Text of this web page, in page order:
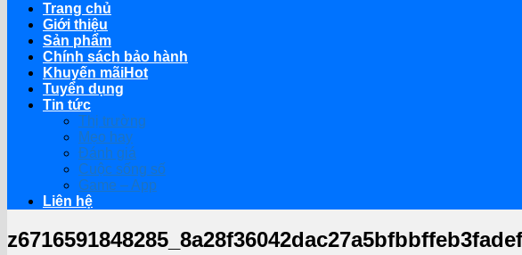
Trang chủ
Giới thiệu
Sản phẩm
Chính sách bảo hành
Khuyến mãi
Tuyển dụng
Tin tức
Thị trường
Mẹo hay
Đánh giá
Cuộc sống số
Game – App
Liên hệ